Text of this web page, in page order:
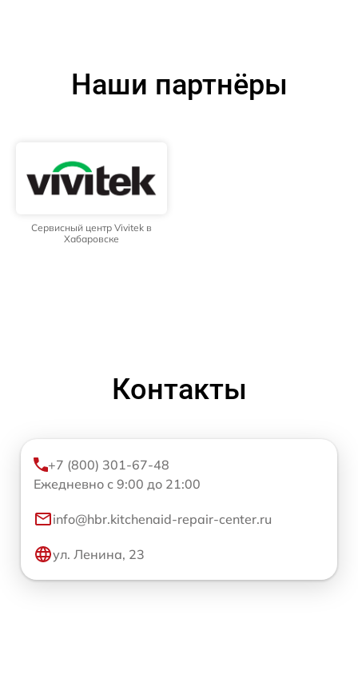
Наши партнёры
Сервисный центр Vivitek в
Хабаровске
Контакты
+7 (800) 301-67-48
Ежедневно с 9:00 до 21:00
info@hbr.kitchenaid-repair-center.ru
ул. Ленина, 23